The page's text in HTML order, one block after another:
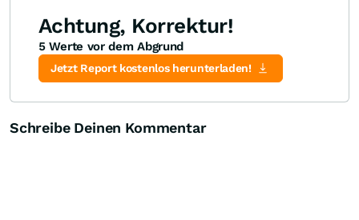
Knock-Out-Suche
Optionsschein-Suche
Zertifikate-Suche
Achtung, Korrektur!
5 Werte vor dem Abgrund
Jetzt Report kostenlos herunterladen!
Schreibe Deinen Kommentar